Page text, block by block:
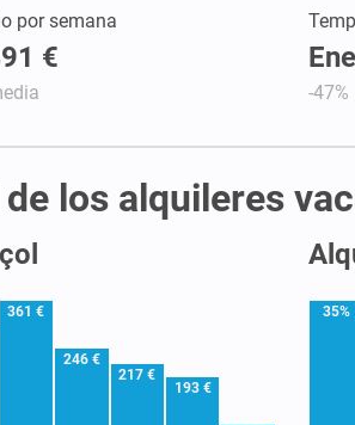
por semana
€
-47%
los alquileres
361 €
246 €
217 €
193 €
35%